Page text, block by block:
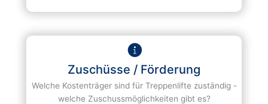
Zuschüsse / Förderung
Welche Kostenträger sind für Treppenlifte zuständig -
welche Zuschussmöglichkeiten gibt es?